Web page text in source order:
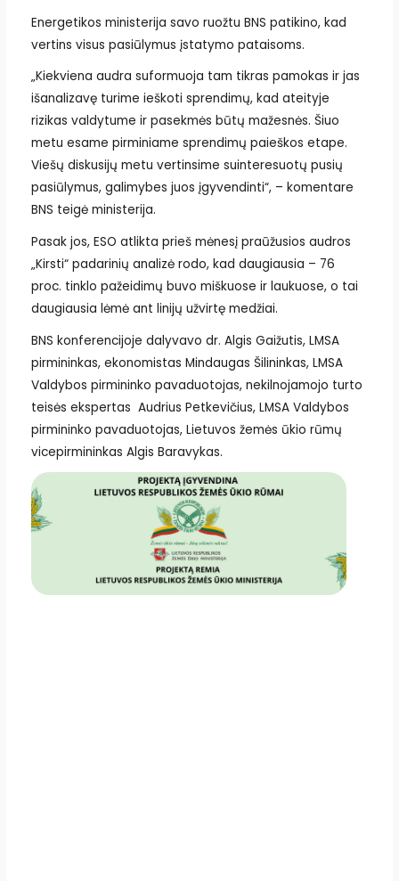
Energetikos ministerija savo ruožtu BNS patikino, kad
vertins visus pasiūlymus įstatymo pataisoms.
„Kiekviena audra suformuoja tam tikras pamokas ir jas
išanalizavę turime ieškoti sprendimų, kad ateityje
rizikas valdytume ir pasekmės būtų mažesnės. Šiuo
metu esame pirminiame sprendimų paieškos etape.
Viešų diskusijų metu vertinsime suinteresuotų pusių
pasiūlymus, galimybes juos įgyvendinti“, – komentare
BNS teigė ministerija.
Pasak jos, ESO atlikta prieš mėnesį praūžusios audros
„Kirsti“ padarinių analizė rodo, kad daugiausia – 76
proc. tinklo pažeidimų buvo miškuose ir laukuose, o tai
daugiausia lėmė ant linijų užvirtę medžiai.
BNS konferencijoje dalyvavo dr. Algis Gaižutis, LMSA
pirmininkas, ekonomistas Mindaugas Šilininkas, LMSA
Valdybos pirmininko pavaduotojas, nekilnojamojo turto
teisės ekspertas Audrius Petkevičius, LMSA Valdybos
pirmininko pavaduotojas, Lietuvos žemės ūkio rūmų
vicepirmininkas Algis Baravykas.